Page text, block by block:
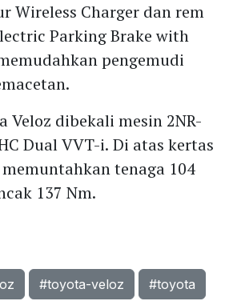
Wireless Charger dan rem
Parking Brake with
pengemudi
Veloz dibekali mesin 2NR-
Dual VVT-i. Di atas kertas
tenaga 104
137 Nm.
#toyota-veloz #toyota